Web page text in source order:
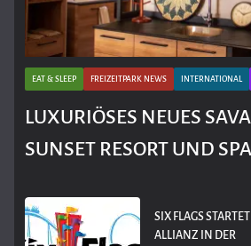
EAT & SLEEP FREIZEITPARK NEWS INTERNATIONAL
LUXURIÖSES NEUES
SUNSET RESORT UND SPA
SIX FLAGS STARTET
LLIANZ IN DER F